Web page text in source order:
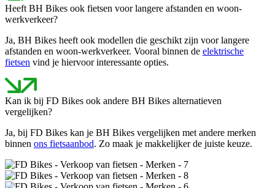
Heeft BH Bikes ook fietsen voor langere afstanden en woon-
werkverkeer?
Ja, BH Bikes heeft ook modellen die geschikt zijn voor langere
afstanden en woon-werkverkeer. Vooral binnen de elektrische
fietsen vind je hiervoor interessante opties.
Kan ik bij FD Bikes ook andere BH Bikes alternatieven
vergelijken?
Ja, bij FD Bikes kan je BH Bikes vergelijken met andere merken
binnen ons fietsaanbod. Zo maak je makkelijker de juiste keuze.